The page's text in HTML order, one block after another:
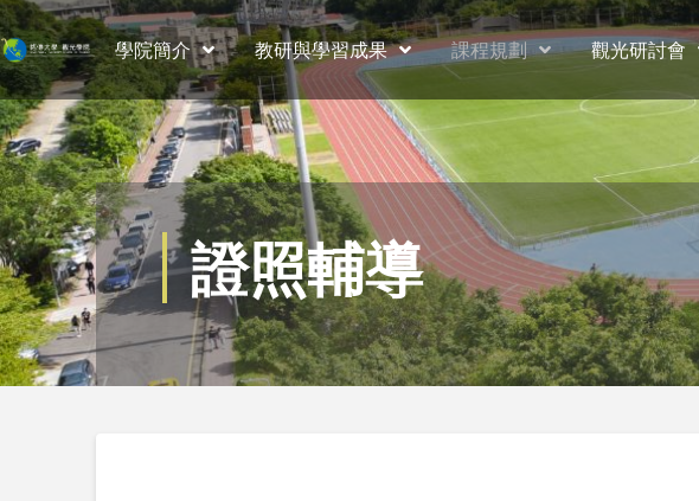
學院簡介 教研與學習成果 課程規劃 觀光研討會
證照輔導